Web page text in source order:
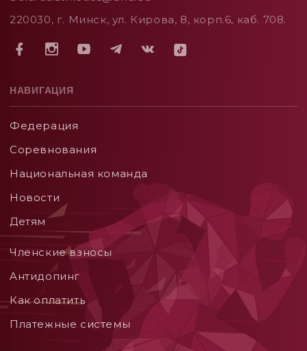
220030, г. Минск, ул. Кирова, 8, корп.6, каб. 708.
НАВИГАЦИЯ
Федерация
Соревнования
Национальная команда
Новости
Детям
Членские взносы
Aнтидопинг
Как оплатить
Платежные системы